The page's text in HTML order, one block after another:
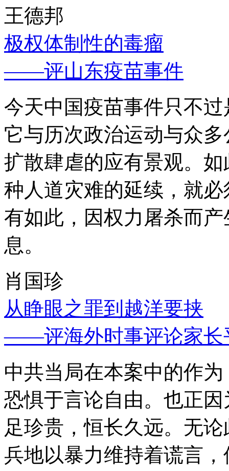
王德邦
极权体制性的毒瘤
——评山东疫苗事件
今天中国疫苗事件只不
它与历次政治运动与众
扩散肆虐的应有景观。
种人道灾难的延续，就
有如此，因权力屠杀而
息。
肖国珍
从睁眼之罪到越洋要挟
——评海外时事评论家长
中共当局在本案中的作
恐惧于言论自由。也正
足珍贵，恒长久远。无
兵地以暴力维持着谎言